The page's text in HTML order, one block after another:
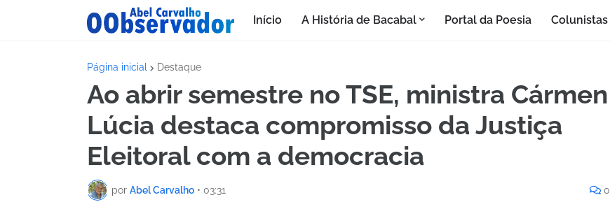
Início A História de Bacabal Portal da Poesia Colunistas
Página inicial Destaque
Ao abrir semestre no TSE, ministra Cármen
Lúcia destaca compromisso da Justiça
Eleitoral com a democracia
por Abel Carvalho • 03:31 0